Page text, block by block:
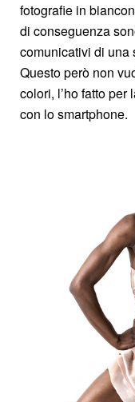
fotografie in
di conseguenza
comunicativi di una
Questo però non
colori, l’ho fatto
con lo smartphone.